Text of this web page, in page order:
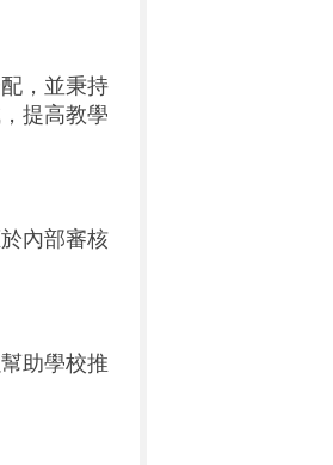
，並秉持
提高教學
內部審核
助學校推